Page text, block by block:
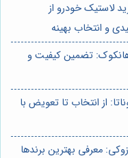
لاستیک خودرو از
و انتخاب بهینه
تضمین کیفیت و
از انتخاب تا تعویض با
معرفی بهترین برندها